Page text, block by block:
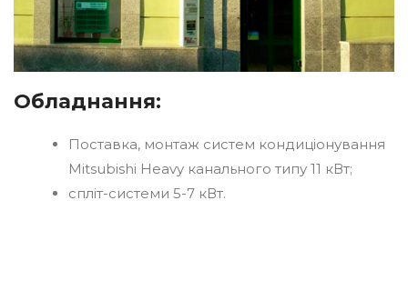
Обладнання:
Поставка, монтаж систем кондиціонування
Mitsubishi Heavy канального типу 11 кВт;
спліт-системи 5-7 кВт.